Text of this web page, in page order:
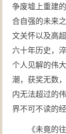
争废墟上重建
合自强的未来
文关怀以及高
六十年历史，
个人见解的伟
潮，获奖无数
内无法超过的
界不可不读的经
《未竟的